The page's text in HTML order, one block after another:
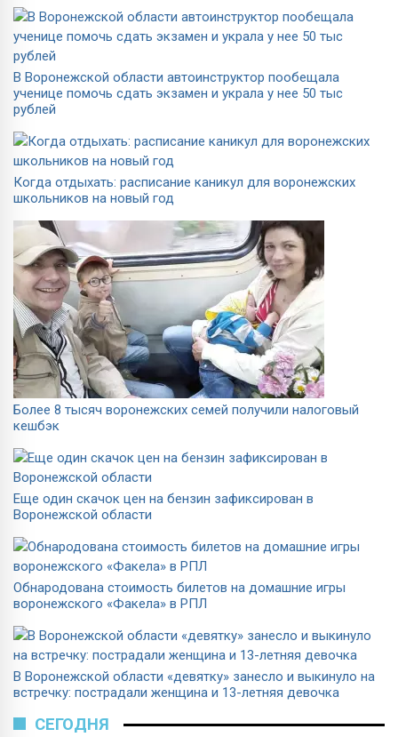
В Воронежской области автоинструктор пообещала
ученице помочь сдать экзамен и украла у нее 50 тыс
рублей
Когда отдыхать: расписание каникул для воронежских
школьников на новый год
Более 8 тысяч воронежских семей получили налоговый
кешбэк
Еще один скачок цен на бензин зафиксирован в
Воронежской области
Обнародована стоимость билетов на домашние игры
воронежского «Факела» в РПЛ
В Воронежской области «девятку» занесло и выкинуло на
встречку: пострадали женщина и 13-летняя девочка
СЕГОДНЯ